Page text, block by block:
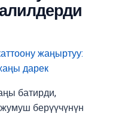
батирди,
берүүчүнүн